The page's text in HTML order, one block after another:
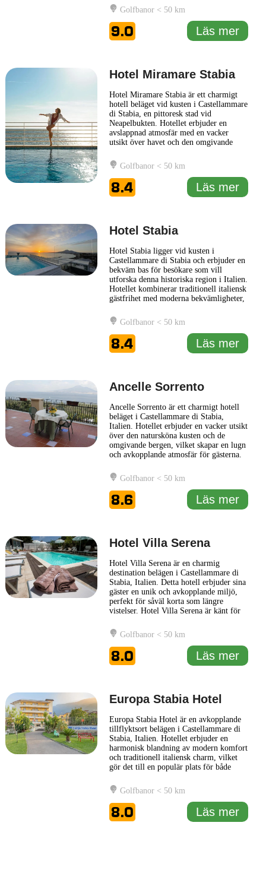
Varje rum är designat med tanke på både
funktionalitet och elegans, vilket skapar
en inbjudande miljö för besökare. Hotel
Lucia har en restaurang ... Läs mer
Golfbanor < 50 km
9.0 Läs mer
Hotel Miramare Stabia
Hotel Miramare Stabia är ett charmigt
hotell beläget vid kusten i Castellammare
di Stabia, en pittoresk stad vid
Neapelbukten. Hotellet erbjuder en
avslappnad atmosfär med en vacker
utsikt över havet och den omgivande
moderna bekvämligheter är Hotel
Miramare Stabia en idealisk plats för
både affärsresenärer och fritidsbesökare.
Hotellet har en restaurang som... Läs
mer
Golfbanor < 50 km
8.4 Läs mer
Hotel Stabia
Hotel Stabia ligger vid kusten i
Castellammare di Stabia och erbjuder en
bekväm bas för besökare som vill
utforska denna historiska region i Italien.
Hotellet kombinerar traditionell italiensk
gästfrihet med moderna bekvämligheter,
för både affärsresenärer och turister.
Rummen på Hotel Stabia är smakfullt
inredda och erbjuder en verkligt lugn
miljö. För att säkerställa
... Läs mer
Golfbanor < 50 km
8.4 Läs mer
Ancelle Sorrento
Ancelle Sorrento är ett charmigt hotell
beläget i Castellammare di Stabia,
Italien. Hotellet erbjuder en vacker utsikt
över den natursköna kusten och de
omgivande bergen, vilket skapar en lugn
och avkopplande atmosfär för gästerna.
bekvämlighet med traditionell italiensk
stil och skapar en inbjudande miljö som
passar både par och familjer. Rummen
på Ancelle Sorrento
... Läs mer
Golfbanor < 50 km
8.6 Läs mer
Hotel Villa Serena
Hotel Villa Serena är en charmig
destination belägen i Castellammare di
Stabia, Italien. Detta hotell erbjuder sina
gäster en unik och avkopplande miljö,
perfekt för såväl korta som längre
vistelser. Hotel Villa Serena är känt för
rum, som alla är utformade för att ge en
hemtrevlig känsla. Gästerna kan njuta av
vackra utsikter över den omgivande
naturen och havet
... Läs mer
Golfbanor < 50 km
8.0 Läs mer
Europa Stabia Hotel
Europa Stabia Hotel är en avkopplande
tillflyktsort belägen i Castellammare di
Stabia, Italien. Hotellet erbjuder en
harmonisk blandning av modern komfort
och traditionell italiensk charm, vilket
gör det till en populär plats för både
sina smakfullt inredda rum och ett fokus
på gästernas välbefinnande, strävar
Europa Stabia Hotel efter att skapa en
hemtrevlig atmosfär. Gäster... Läs mer
Golfbanor < 50 km
8.0 Läs mer